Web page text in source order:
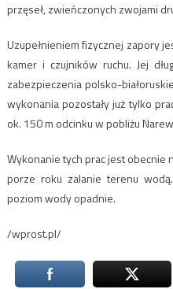
przęseł, zwieńczonych zwojami
Uzupełnieniem fizycznej zapory
kamer i czujników ruchu. Jej
zabezpieczenia polsko-
wykonania pozostały już tylko
ok. 150 m odcinku w pobliżu
Wykonanie tych prac jest obecnie
porze roku zalanie terenu
poziom wody opadnie.
/wprost.pl/